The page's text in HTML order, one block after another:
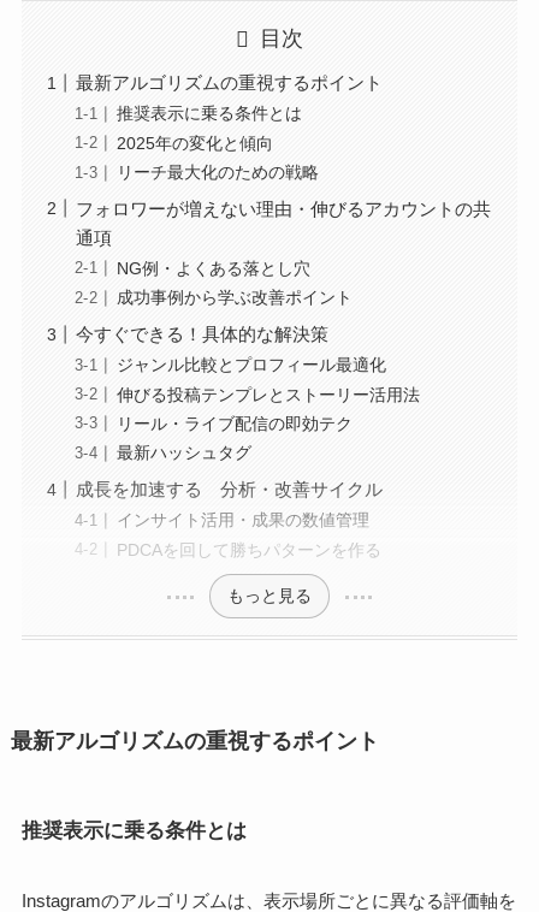
目次
最新アルゴリズムの重視するポイント
推奨表示に乗る条件とは
2025年の変化と傾向
リーチ最大化のための戦略
フォロワーが増えない理由・伸びるアカウントの共
通項
NG例・よくある落とし穴
成功事例から学ぶ改善ポイント
今すぐできる！具体的な解決策
ジャンル比較とプロフィール最適化
伸びる投稿テンプレとストーリー活用法
リール・ライブ配信の即効テク
最新ハッシュタグ
成長を加速する 分析・改善サイクル
インサイト活用・成果の数値管理
PDCAを回して勝ちパターンを作る
もっと見る
最新アルゴリズムの重視するポイント
推奨表示に乗る条件とは
Instagramのアルゴリズムは、表示場所ごとに異なる評価軸を